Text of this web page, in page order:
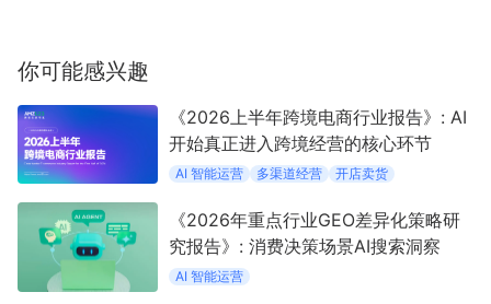
你可能感兴趣
《2026上半年跨境电商行业报告》: AI
开始真正进入跨境经营的核心环节
AI 智能运营 多渠道经营 开店卖货
《2026年重点行业GEO差异化策略研
究报告》: 消费决策场景AI搜索洞察
AI 智能运营